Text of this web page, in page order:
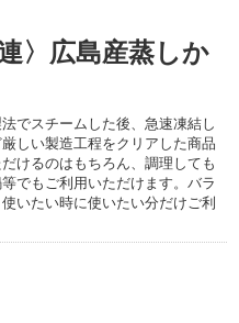
〉広島産蒸しか
でスチームした後、急速凍結し
しい製造工程をクリアした商品
けるのはもちろん、調理しても
でもご利用いただけます。バラ
いたい時に使いたい分だけご利